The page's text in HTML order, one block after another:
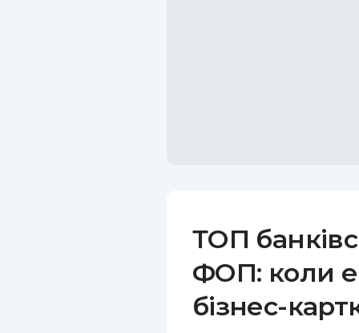
ТОП
ФОП: коли
бізнес-